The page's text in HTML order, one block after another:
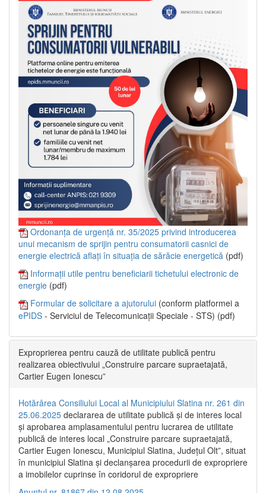
Ordonanța de urgență nr. 35/2025 privind introducerea
unui mecanism de sprijin pentru consumatorii casnici de
energie electrică aflați în situația de sărăcie energetică (pdf)
Informații utile pentru beneficiarii tichetului electronic de
energie (pdf)
Formular de solicitare a ajutorului (conform platformei a
ePIDS - Serviciul de Telecomunicații Speciale - STS) (pdf)
Exproprierea pentru cauză de utilitate publică pentru
realizarea obiectivului „Construire parcare supraetajată,
Cartier Eugen Ionescu”
Hotărârea Consiliului Local al Municipiului Slatina nr. 261 din
25.06.2025 declararea de utilitate publică și de interes local
și aprobarea amplasamentului pentru lucrarea de utilitate
publică de interes local „Construire parcare supraetajată,
Cartier Eugen Ionescu, Municipiul Slatina, Județul Olt”, situat
în municipiul Slatina și declanșarea procedurii de expropriere
a imobilelor cuprinse în coridorul de expropriere